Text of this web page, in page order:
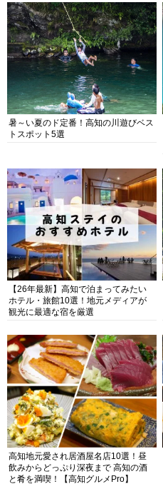
暑～い夏のド定番！高知の川遊びベス
トスポット5選
【26年最新】高知で泊まってみたい
ホテル・旅館10選！地元メディアが
観光に最適な宿を厳選
高知地元愛され居酒屋名店10選！昼
飲みからどっぷり深夜まで 高知の酒
と肴を満喫！【高知グルメPro】